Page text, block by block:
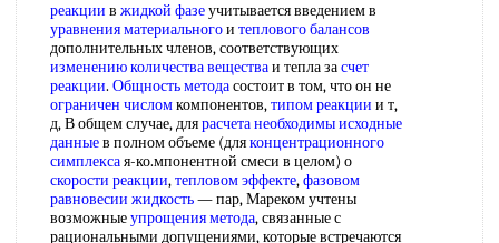
реакции в жидкой фазеучитывается введением в
уравнения материальногои теплового балансов
дополнительных членов, соответствующих
изменению количества веществаи тепла засчет
реакции. Общность методасостоит в том, что он не
ограничен числомкомпонентов,типом реакции и т,
д, В общем случае, длярасчета необходимыисходные
данныев полном объеме (дляконцентрационного
симплексая-ко.мпонентной смеси в целом) о
скорости реакции,тепловом эффекте,фазовом
равновесии жидкость— пар, Мареком учтены
возможныеупрощения метода, связанные с
рациональными допущениями, которые встречаются